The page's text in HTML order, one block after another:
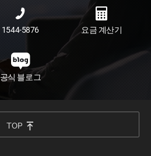
1544-5876 요금 계산기
공식 블로그
TOP